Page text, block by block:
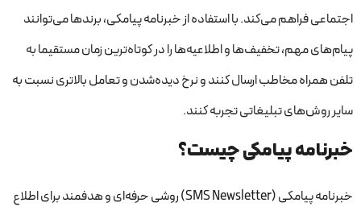
اجتماعی فراهم می‌کند. با استفاده از خبرنامه پیامکی، برندها می‌توانند
پیام‌های مهم، تخفیف‌ها و اطلاعیه‌ها را در کوتاه‌ترین زمان مستقیما به
تلفن همراه مخاطب ارسال کنند و نرخ دیده‌شدن و تعامل بالاتری نسبت به
سایر روش‌های تبلیغاتی تجربه کنند.
خبرنامه پیامکی چیست؟
خبرنامه پیامکی (SMS Newsletter) روشی حرفه‌ای و هدفمند برای اطلاع